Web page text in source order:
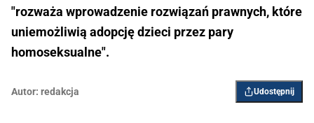
"rozważa wprowadzenie rozwiązań prawnych, które
uniemożliwią adopcję dzieci przez pary
homoseksualne".
Autor: redakcja Udostępnij